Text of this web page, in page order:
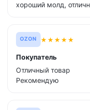
хороший молд,
OZON ★★★★★
Покупатель
Отличный товар
Рекомендую